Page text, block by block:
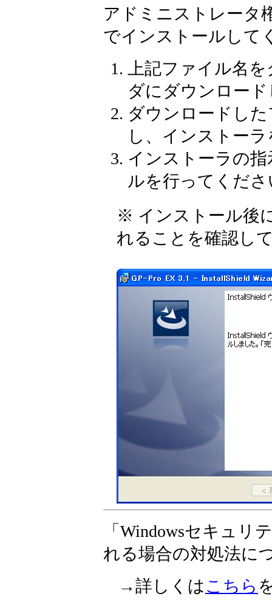
アドミニストレータ
でインストールして
上記ファイル名
ダにダウンロー
ダウンロードし
し、インストー
インストーラの
ルを行ってくださ
※ インストール後
れることを確認し
「Windowsセキュリ
れる場合の対処法に
→詳しくはこちら